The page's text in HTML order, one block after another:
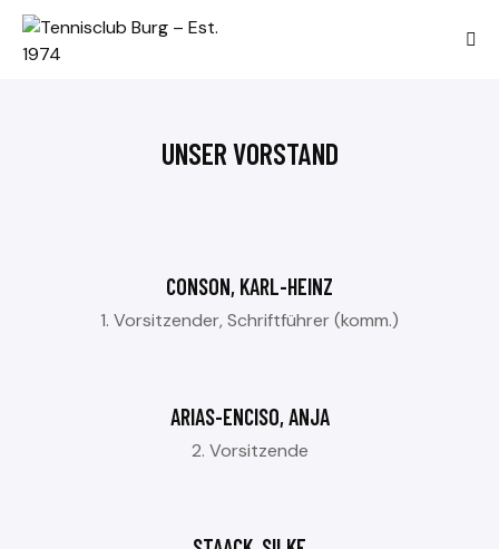
UNSER VORSTAND
CONSON, KARL-HEINZ
1. Vorsitzender, Schriftführer (komm.)
ARIAS-ENCISO, ANJA
2. Vorsitzende